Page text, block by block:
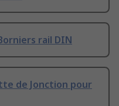
rail DIN
de Jonction pour